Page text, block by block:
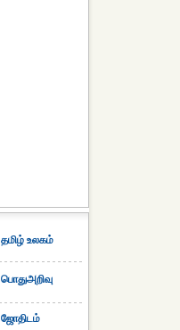
தமிழ் உலகம்
பொதுஅறிவு
ஜோதிடம்